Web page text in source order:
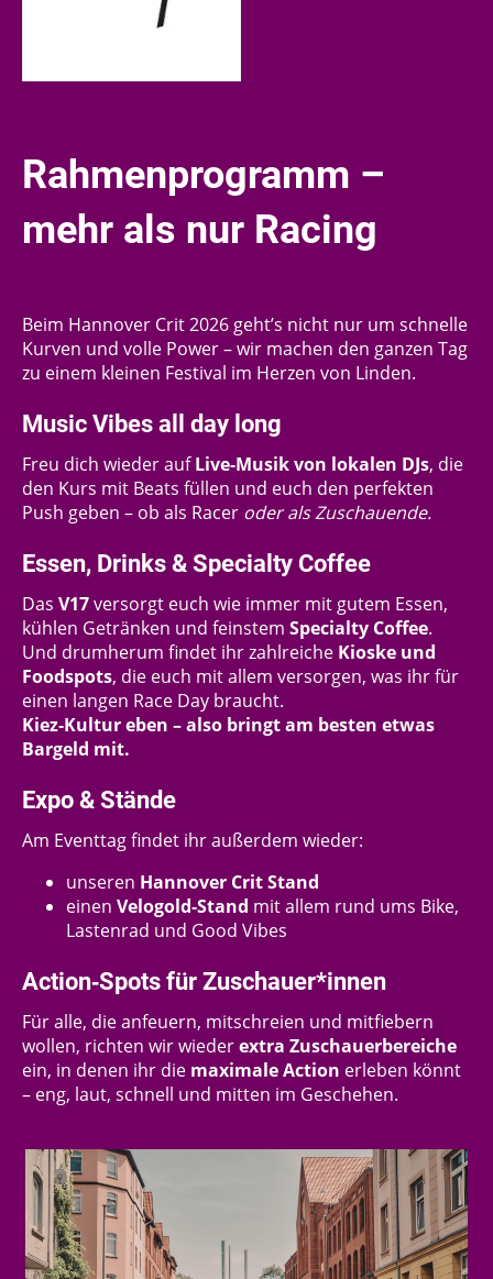
Rahmenprogramm –
mehr als nur Racing
Beim Hannover Crit 2026 geht’s nicht nur um schnelle
Kurven und volle Power – wir machen den ganzen Tag
zu einem kleinen Festival im Herzen von Linden.
Music Vibes all day long
Freu dich wieder aufLive‑Musik von lokalen DJs, die
den Kurs mit Beats füllen und euch den perfekten
Push geben – ob als Racer oder als Zuschauende.
Essen, Drinks & Specialty Coffee
Das V17versorgt euch wie immer mit gutem Essen,
kühlen Getränken und feinstem Specialty Coffee.
Und drumherum findet ihr zahlreiche Kioske und
Foodspots, die euch mit allem versorgen, was ihr für
einen langen Race Day braucht.
Kiez‑Kultur eben – also bringt am besten etwas
Bargeld mit.
Expo & Stände
Am Eventtag findet ihr außerdem wieder:
unseren Hannover Crit Stand
einen Velogold‑Stand mit allem rund ums Bike,
Lastenrad und Good Vibes
Action‑Spots für Zuschauer*innen
Für alle, die anfeuern, mitschreien und mitfiebern
wollen, richten wir wiederextra Zuschauerbereiche
ein, in denen ihr die maximale Action erleben könnt
– eng, laut, schnell und mitten im Geschehen.